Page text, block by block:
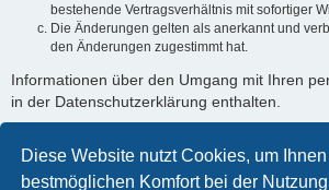
Diese Website nutzt Cookies, um
bestmöglichen Komfort bei der
bestehende Vertragsverhältnis mit sofortiger
Die Änderungen gelten als anerkannt und
den Änderungen zugestimmt hat.
Informationen über den Umgang mit Ihren
in der Datenschutzerklärung enthalten.